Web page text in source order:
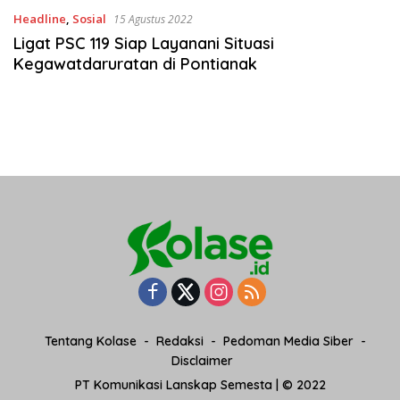
Headline, Sosial 15 Agustus 2022
Ligat PSC 119 Siap Layanani Situasi
Kegawatdaruratan di Pontianak
Tentang Kolase Redaksi
Pedoman Media Siber
Disclaimer
PT Komunikasi Lanskap Semesta | © 2022